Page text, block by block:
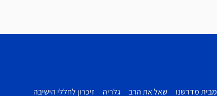
מבית מדרשנו שאל את הרב גלריה זיכרון לחללי הישיבה